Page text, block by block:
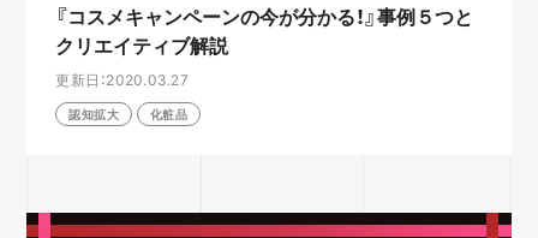
『コスメキャンペーンの今が分かる！』事例５つと
クリエイティブ解説
更新日：2020.03.27
認知拡大 化粧品